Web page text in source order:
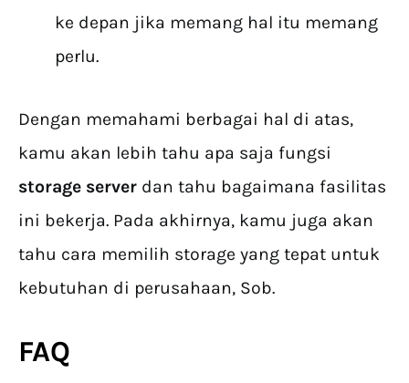
ke depan jika memang hal itu memang
perlu.
Dengan memahami berbagai hal di atas,
kamu akan lebih tahu apa saja fungsi
storage server dan tahu bagaimana fasilitas
ini bekerja. Pada akhirnya, kamu juga akan
tahu cara memilih storage yang tepat untuk
kebutuhan di perusahaan, Sob.
FAQ